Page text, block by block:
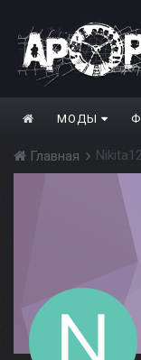
МОДЫ
Главная